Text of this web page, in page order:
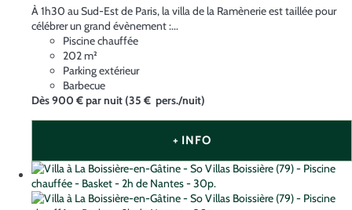
À 1h30 au Sud-Est de Paris, la villa de la Ramènerie est taillée pour
célébrer un grand évènement :...
Piscine chauffée
202 m²
Parking extérieur
Barbecue
Dès900 €par nuit(35 € pers./nuit)
+ INFO